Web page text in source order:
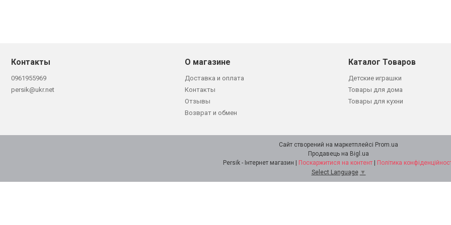
Контакты
0961955969
persik@ukr.net
О магазине
Доставка и оплата
Контакты
Отзывы
Возврат и обмен
Каталог Товаров
Детские играшки
Товары для дома
Товары для кухни
Сайт створений на маркетплейсі Prom.ua
Продавець на Bigl.ua
Поскаржитися на контент
Політика
Select Language ▼